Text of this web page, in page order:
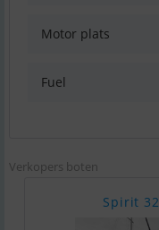
Motor plats
Fuel
Verkopers boten
Spirit 32